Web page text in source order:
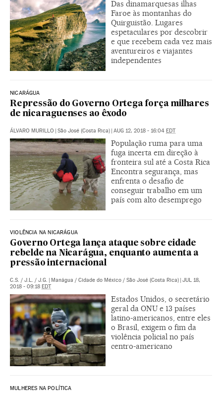
Das dinamarquesas ilhas
Faroe às montanhas do
Quirguistão. Lugares
espetaculares por descobrir
e que recebem cada vez mais
aventureiros e viajantes
independentes
NICARÁGUA
Repressão do Governo Ortega força milhares
de nicaraguenses ao êxodo
ÁLVARO MURILLO | São José (Costa Rica) | AUG 12, 2018 - 16:04 EDT
População ruma para uma
fuga incerta em direção à
fronteira sul até a Costa Rica
Encontra segurança, mas
enfrenta o desafio de
conseguir trabalho em um
país com alto desemprego
VIOLÊNCIA NA NICARÁGUA
Governo Ortega lança ataque sobre cidade
rebelde na Nicarágua, enquanto aumenta a
pressão internacional
C.S. / J.L. / J.G. | Manágua / Cidade do México / São José (Costa Rica) | JUL 18,
2018 - 09:18 EDT
Estados Unidos, o secretário
geral da ONU e 13 países
latino-americanos, entre eles
o Brasil, exigem o fim da
violência policial no país
centro-americano
MULHERES NA POLÍTICA